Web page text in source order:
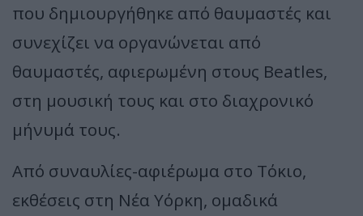
που δημιουργήθηκε από θαυμαστές και
συνεχίζει να οργανώνεται από
θαυμαστές, αφιερωμένη στους Beatles,
στη μουσική τους και στο διαχρονικό
μήνυμά τους.
Από συναυλίες-αφιέρωμα στο Τόκιο,
εκθέσεις στη Νέα Υόρκη, ομαδικά